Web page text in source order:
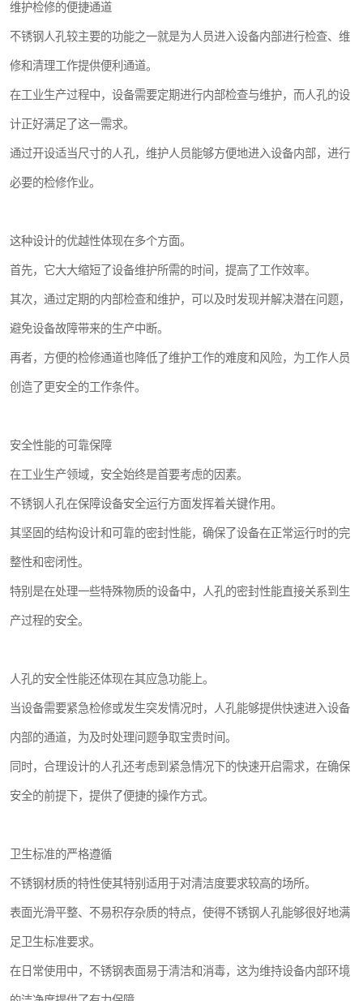
维护检修的便捷通道
不锈钢人孔较主要的功能之一就是为人员进入设备内部进行检查、维
修和清理工作提供便利通道。
在工业生产过程中，设备需要定期进行内部检查与维护，而人孔的设
计正好满足了这一需求。
通过开设适当尺寸的人孔，维护人员能够方便地进入设备内部，进行
必要的检修作业。
这种设计的优越性体现在多个方面。
首先，它大大缩短了设备维护所需的时间，提高了工作效率。
其次，通过定期的内部检查和维护，可以及时发现并解决潜在问题，
避免设备故障带来的生产中断。
再者，方便的检修通道也降低了维护工作的难度和风险，为工作人员
创造了更安全的工作条件。
安全性能的可靠保障
在工业生产领域，安全始终是首要考虑的因素。
不锈钢人孔在保障设备安全运行方面发挥着关键作用。
其坚固的结构设计和可靠的密封性能，确保了设备在正常运行时的完
整性和密闭性。
特别是在处理一些特殊物质的设备中，人孔的密封性能直接关系到生
产过程的安全。
人孔的安全性能还体现在其应急功能上。
当设备需要紧急检修或发生突发情况时，人孔能够提供快速进入设备
内部的通道，为及时处理问题争取宝贵时间。
同时，合理设计的人孔还考虑到紧急情况下的快速开启需求，在确保
安全的前提下，提供了便捷的操作方式。
卫生标准的严格遵循
不锈钢材质的特性使其特别适用于对清洁度要求较高的场所。
表面光滑平整、不易积存杂质的特点，使得不锈钢人孔能够很好地满
足卫生标准要求。
在日常使用中，不锈钢表面易于清洁和消毒，这为维持设备内部环境